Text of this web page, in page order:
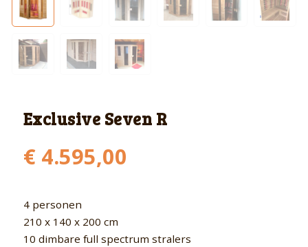
Exclusive Seven R
€ 4.595,00
4 personen
210 x 140 x 200 cm
10 dimbare full spectrum stralers